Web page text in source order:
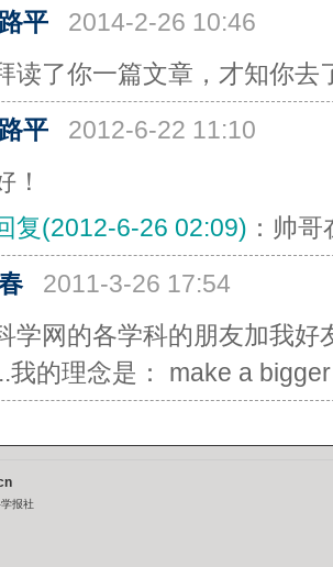
平
2014-2-26 10:46
读了你一篇文章，才知你去
平
2012-6-22 11:10
！
复(2012-6-26 02:09) ：帅
2011-3-26 17:54
学网的各学科的朋友加我
我的理念是： make a
报社